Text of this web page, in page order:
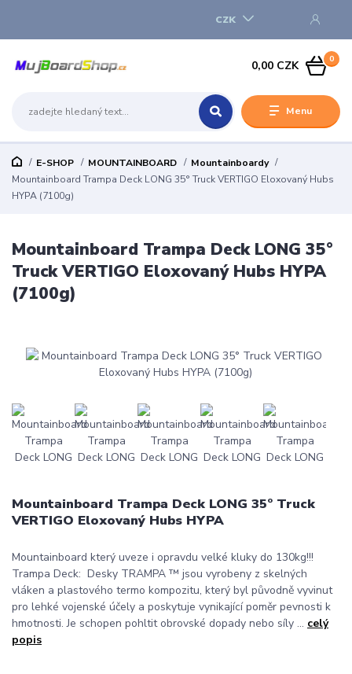
Menu
CZK
0
0,00 CZK
E-SHOP MOUNTAINBOARD
Mountainboardy
Mountainboard Trampa Deck LONG 35° Truck VERTIGO Eloxovaný Hubs
HYPA (7100g)
Mountainboard Trampa Deck LONG 35°
Truck VERTIGO Eloxovaný Hubs HYPA
(7100g)
Mountainboard Trampa Deck LONG 35° Truck
VERTIGO Eloxovaný Hubs HYPA
Mountainboard který uveze i opravdu velké kluky do 130kg!!!
Trampa Deck: Desky TRAMPA ™ jsou vyrobeny z skelných
vláken a plastového termo kompozitu, který byl původně vyvinut
pro lehké vojenské účely a poskytuje vynikající poměr pevnosti k
hmotnosti. Je schopen pohltit obrovské dopady nebo síly ... celý
popis